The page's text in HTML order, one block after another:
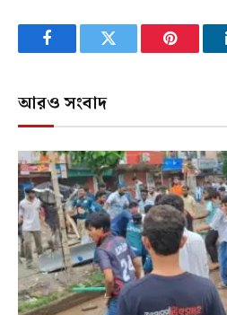
FacebookTwitter Pinterest
আরও সংবাদ